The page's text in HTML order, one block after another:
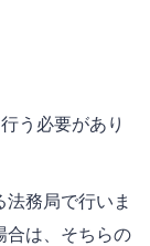
う必要があり
務局で行いま
合は、そちらの